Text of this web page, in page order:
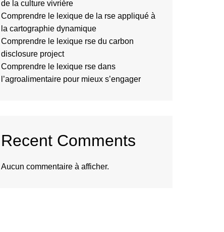
de la culture vivrière
Comprendre le lexique de la rse appliqué à
la cartographie dynamique
Comprendre le lexique rse du carbon
disclosure project
Comprendre le lexique rse dans
l’agroalimentaire pour mieux s’engager
Recent Comments
Aucun commentaire à afficher.